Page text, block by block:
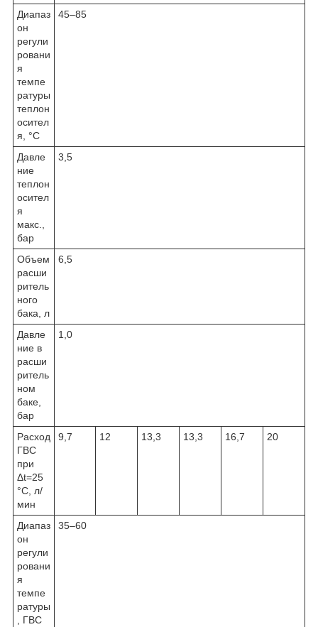
Диапаз
он
регули
ровани
я
темпе
ратуры
теплон
осител
я, °C
45–85
Давле
ние
теплон
осител
я
макс.,
бар
3,5
Объем
расши
ритель
ного
бака, л
6,5
Давле
ние в
расши
ритель
ном
баке,
бар
1,0
Расход
ГВС
при
Δt=25
°C, л/
мин
9,7 12 13,3 13,3 16,7 20
Диапаз
он
регули
ровани
я
темпе
ратуры
, ГВС
35–60